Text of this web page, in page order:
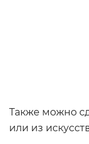
Также можно
или из